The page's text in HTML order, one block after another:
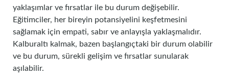
yaklaşımlar ve fırsatlar ile bu durum değişebilir.
Eğitimciler, her bireyin potansiyelini keşfetmesini
sağlamak için empati, sabır ve anlayışla yaklaşmalıdır.
Kalburaltı kalmak, bazen başlangıçtaki bir durum olabilir
ve bu durum, sürekli gelişim ve fırsatlar sunularak
aşılabilir.